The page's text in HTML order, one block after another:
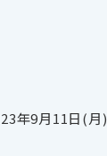
年9月11日(月)